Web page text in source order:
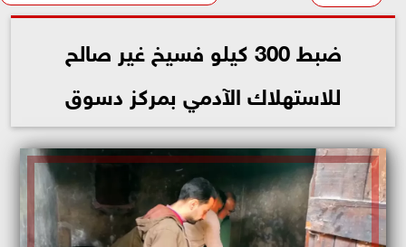
ضبط 300 كيلو فسيخ غير صالح
للاستهلاك الآدمي بمركز دسوق